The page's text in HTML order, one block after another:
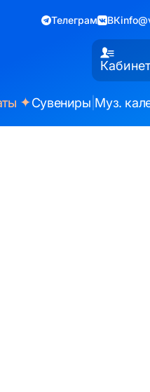
Телеграм ВК
✦Сувениры Муз.